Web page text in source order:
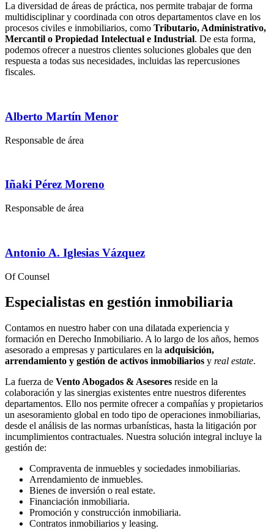
La diversidad de áreas de práctica, nos permite trabajar de forma
multidisciplinar y coordinada con otros departamentos clave en los
procesos civiles e inmobiliarios, como Tributario, Administrativo,
Mercantil o Propiedad Intelectual e Industrial. De esta forma,
podemos ofrecer a nuestros clientes soluciones globales que den
respuesta a todas sus necesidades, incluidas las repercusiones
fiscales.
Alberto Martín Menor
Responsable de área
Iñaki Pérez Moreno
Responsable de área
Antonio A. Iglesias Vázquez
Of Counsel
Especialistas en gestión inmobiliaria
Contamos en nuestro haber con una dilatada experiencia y
formación en Derecho Inmobiliario. A lo largo de los años, hemos
asesorado a empresas y particulares en la adquisición,
arrendamiento y gestión de activos inmobiliarios y real estate.
La fuerza de Vento Abogados & Asesores reside en la
colaboración y las sinergias existentes entre nuestros diferentes
departamentos. Ello nos permite ofrecer a compañías y propietarios
un asesoramiento global en todo tipo de operaciones inmobiliarias,
desde el análisis de las normas urbanísticas, hasta la litigación por
incumplimientos contractuales. Nuestra solución integral incluye la
gestión de:
Compraventa de inmuebles y sociedades inmobiliarias.
Arrendamiento de inmuebles.
Bienes de inversión o real estate.
Financiación inmobiliaria.
Promoción y construcción inmobiliaria.
Contratos inmobiliarios y leasing.